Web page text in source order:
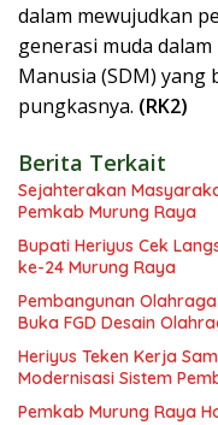
dalam mewujudkan
generasi muda
Manusia (SDM) yang
pungkasnya. (RK2)
Berita Terkait
Sejahterakan
Pemkab Murung Raya
Bupati Heriyus Cek
ke-24 Murung Raya
Pembangunan
Buka FGD Desain
Heriyus Teken Kerja
Modernisasi Sistem
Pemkab Murung Raya